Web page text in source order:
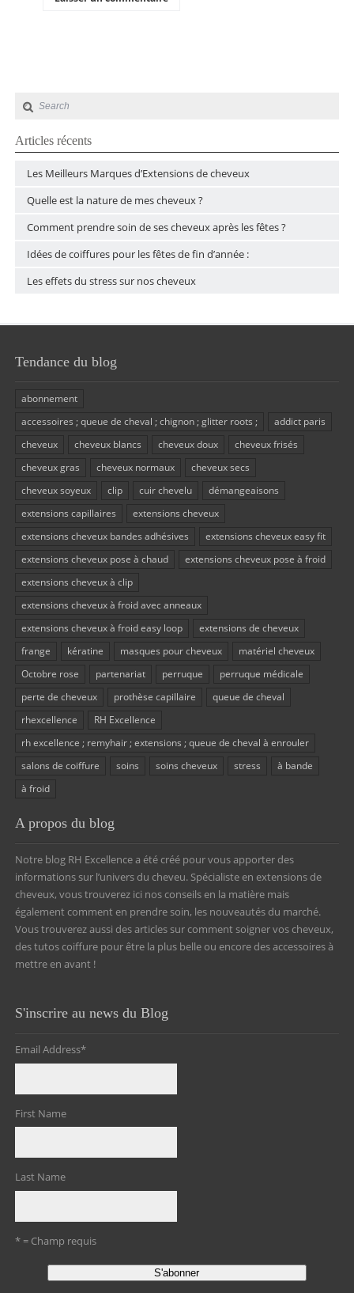
Articles récents
Les Meilleurs Marques d’Extensions de cheveux
Quelle est la nature de mes cheveux ?
Comment prendre soin de ses cheveux après les fêtes ?
Idées de coiffures pour les fêtes de fin d’année :
Les effets du stress sur nos cheveux
Tendance du blog
abonnement
accessoires ; queue de cheval ; chignon ; glitter roots ;
addict paris
cheveux
cheveux blancs cheveux doux
cheveux frisés
cheveux gras
cheveux normaux
cheveux secs
cheveux soyeux
clip cuir chevelu
démangeaisons
extensions capillaires
extensions cheveux
extensions cheveux bandes adhésives
extensions cheveux easy fit
extensions cheveux pose à chaud
extensions cheveux pose à froid
extensions cheveux à clip
extensions cheveux à froid avec anneaux
extensions cheveux à froid easy loop
extensions de cheveux
frange
kératine masques pour cheveux
matériel cheveux
Octobre rose
partenariat perruque
perruque médicale
perte de cheveux
prothèse capillaire
queue de cheval
rhexcellence
RH Excellence
rh excellence ; remyhair ; extensions ; queue de cheval à enrouler
salons de coiffure
soins soins cheveux stress
à bande
à froid
A propos du blog
Notre blog RH Excellence a été créé pour vous apporter des
informations sur l’univers du cheveu. Spécialiste en extensions de
cheveux, vous trouverez ici nos conseils en la matière mais
également comment en prendre soin, les nouveautés du marché.
Vous trouverez aussi des articles sur comment soigner vos cheveux,
des tutos coiffure pour être la plus belle ou encore des accessoires à
mettre en avant !
S'inscrire au news du Blog
Email Address*
First Name
Last Name
* = Champ requis